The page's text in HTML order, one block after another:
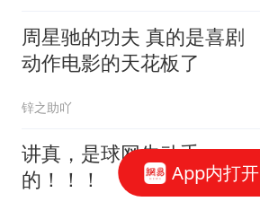
周星驰的功夫 真的是喜剧
动作电影的天花板了
锌之助吖
讲真，是球网先动手
的！！！
App内打开